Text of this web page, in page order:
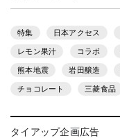
特集 日本アクセス
レモン果汁 コラボ
熊本地震 岩田醸造
チョコレート 三菱食品
タイアップ企画広告